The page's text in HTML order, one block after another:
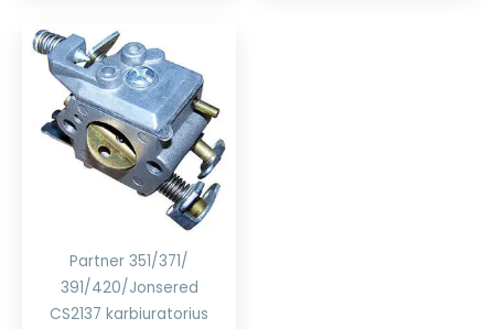
Partner 351/371/
391/420/Jonsered
CS2137 karbiuratorius